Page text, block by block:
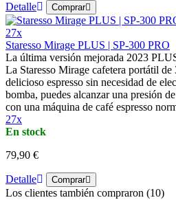
Detalle Comprar
27x
Staresso Mirage PLUS | SP-300 PRO
La última versión mejorada 2023
La Staresso Mirage cafetera portátil de
delicioso espresso sin necesidad de
bomba, puedes alcanzar una presión
con una máquina de café espresso
27x
En stock
79,90 €
Detalle Comprar
Los clientes también compraron (10)